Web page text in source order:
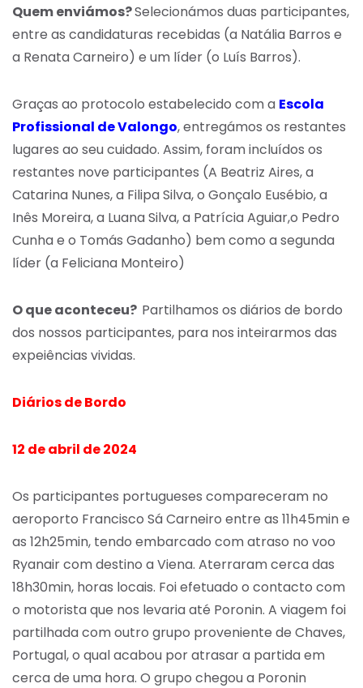
Quem enviámos?Selecionámos duas participantes,
entre as candidaturas recebidas (a Natália Barros e
a Renata Carneiro) e um líder (o Luís Barros).
Graças ao protocolo estabelecido com a Escola
Profissional de Valongo, entregámos os restantes
lugares ao seu cuidado. Assim, foram incluídos os
restantes nove participantes (A Beatriz Aires, a
Catarina Nunes, a Filipa Silva, o Gonçalo Eusébio, a
Inês Moreira, a Luana Silva, a Patrícia Aguiar,o Pedro
Cunha e o Tomás Gadanho) bem como a segunda
líder (a Feliciana Monteiro)
O que aconteceu? Partilhamos os diários de bordo
dos nossos participantes, para nos inteirarmos das
expeiências vividas.
Diários de Bordo
12 de abril de 2024
Os participantes portugueses compareceram no
aeroporto Francisco Sá Carneiro entre as 11h45min e
as 12h25min, tendo embarcado com atraso no voo
Ryanair com destino a Viena. Aterraram cerca das
18h30min, horas locais. Foi efetuado o contacto com
o motorista que nos levaria até Poronin. A viagem foi
partilhada com outro grupo proveniente de Chaves,
Portugal, o qual acabou por atrasar a partida em
cerca de uma hora. O grupo chegou a Poronin